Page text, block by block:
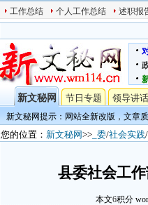
工作总结 个人工作总结 述职报
新文秘网 节日专题 领导讲话
新文秘网提示：网站全新改版，文章
您的位置： 新文秘网>> _委/社会实践/
县委社会工
本文6积分